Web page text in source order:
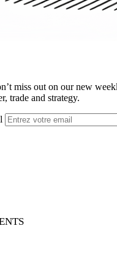
miss out on our new
trade and strategy.